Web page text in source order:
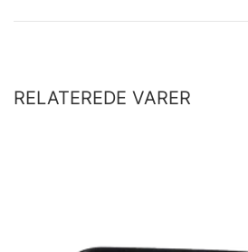
RELATEREDE VARER